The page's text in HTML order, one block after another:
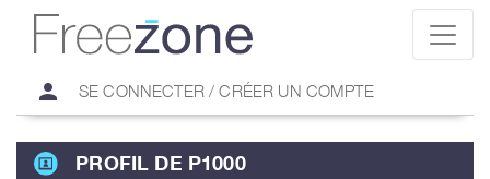
person SE CONNECTER / CRÉER UN COMPTE
PROFIL DE P1000